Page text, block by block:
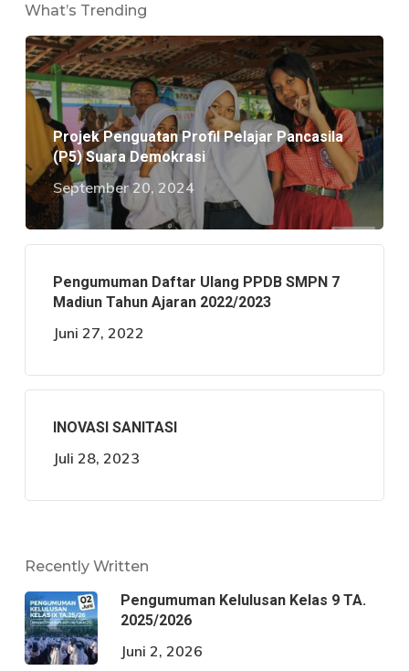
What’s Trending
Projek Penguatan Profil Pelajar Pancasila
(P5) Suara Demokrasi
September 20, 2024
Pengumuman Daftar Ulang PPDB SMPN 7
Madiun Tahun Ajaran 2022/2023
Juni 27, 2022
INOVASI SANITASI
Juli 28, 2023
Recently Written
Pengumuman Kelulusan Kelas 9 TA.
2025/2026
Juni 2, 2026